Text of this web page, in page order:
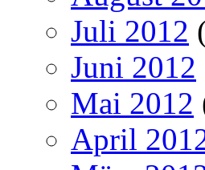
Juli 2012
Juni 2012
Mai 2012
April